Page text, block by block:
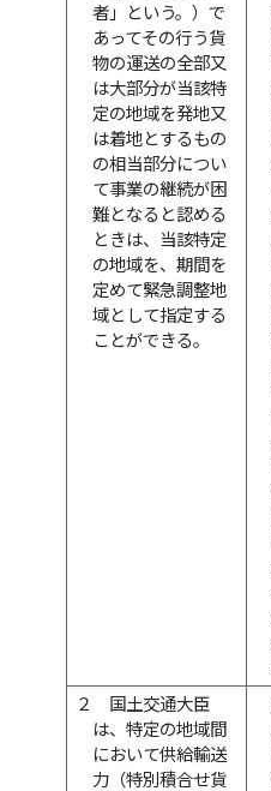
者」という。）で
あってその行う貨
物の運送の全部又
は大部分が当該特
定の地域を発地又
は着地とするもの
の相当部分につい
て事業の継続が困
難となると認める
ときは、当該特定
の地域を、期間を
定めて緊急調整地
域として指定する
ことができる。
２
国土交通大臣
は、特定の地域間
において供給輸送
力（特別積合せ貨